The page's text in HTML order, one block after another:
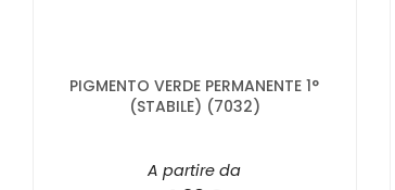
PIGMENTO VERDE PERMANENTE 1°
(STABILE) (7032)
A partire da